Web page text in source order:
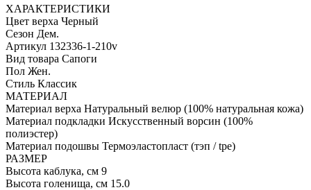
ХАРАКТЕРИСТИКИ
Цвет верха Черный
Сезон Дем.
Артикул 132336-1-210v
Вид товара Сапоги
Пол Жен.
Стиль Классик
МАТЕРИАЛ
Материал верха Натуральный велюр (100% натуральная кожа)
Материал подкладки Искусственный ворсин (100%
полиэстер)
Материал подошвы Термоэластопласт (тэп / tpe)
РАЗМЕР
Высота каблука, см 9
Высота голенища, см 15.0